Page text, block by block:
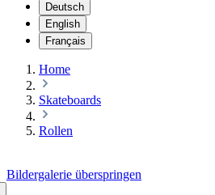
Deutsch
English
Français
Home
Skateboards
Rollen
Bildergalerie überspringen